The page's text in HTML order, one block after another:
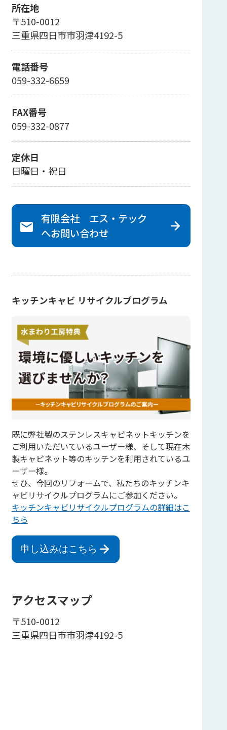
所在地
〒510-0012
三重県四日市市羽津4192-5
電話番号
059-332-6659
FAX番号
059-332-0877
定休日
日曜日・祝日
有限会社 エス・テック
へお問い合わせ
キッチンキャビ リサイクルプログラム
既に弊社製のステンレスキャビネットキッチンを
ご利用いただいているユーザー様、そして現在木
製キャビネット等のキッチンを利用されているユ
ーザー様。
ぜひ、今回のリフォームで、私たちのキッチンキ
ャビリサイクルプログラムにご参加ください。
キッチンキャビリサイクルプログラムの詳細はこ
ちら
申し込みはこちら
アクセスマップ
〒510-0012
三重県四日市市羽津4192-5